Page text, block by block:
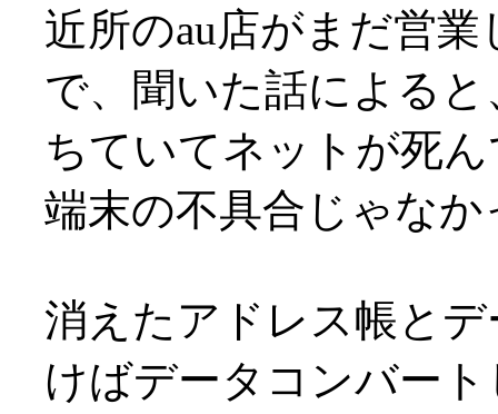
近所のau店がまだ営
で、聞いた話による
ちていてネットが死
端末の不具合じゃなか
消えたアドレス帳と
けばデータコンバー